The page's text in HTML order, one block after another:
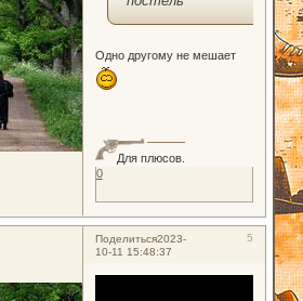
Одно другому не мешает
Для плюсов.
0
Поделиться 5
2023-
10-11 15:48:37